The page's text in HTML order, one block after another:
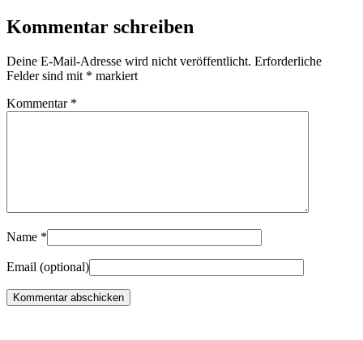
Kommentar schreiben
Deine E-Mail-Adresse wird nicht veröffentlicht. Erforderliche
Felder sind mit * markiert
Kommentar *
Name *
Email (optional)